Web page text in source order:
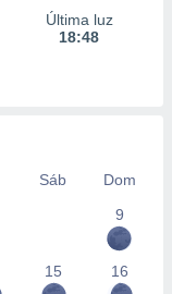
Última luz
18:48
Sáb
Dom
9
15 16